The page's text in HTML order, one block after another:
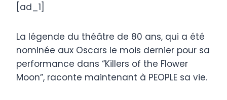
[ad_1]
La légende du théâtre de 80 ans, qui a été
nominée aux Oscars le mois dernier pour sa
performance dans “Killers of the Flower
Moon”, raconte maintenant à PEOPLE sa vie.